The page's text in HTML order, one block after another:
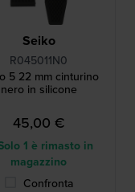
Seiko
R045011N0
5 22 mm cinturino
nero in silicone
45,00 €
1 è rimasto in
magazzino
Confronta